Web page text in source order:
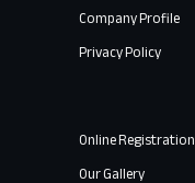
Company Profile
Privacy Policy
Online Registration
Our Gallery